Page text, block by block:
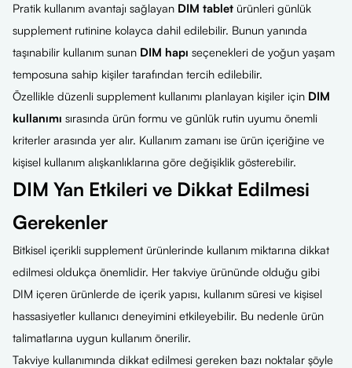
Pratik kullanım avantajı sağlayan DIM tablet ürünleri günlük
supplement rutinine kolayca dahil edilebilir. Bunun yanında
taşınabilir kullanım sunan DIM hapı seçenekleri de yoğun yaşam
temposuna sahip kişiler tarafından tercih edilebilir.
Özellikle düzenli supplement kullanımı planlayan kişiler için DIM
kullanımı sırasında ürün formu ve günlük rutin uyumu önemli
kriterler arasında yer alır. Kullanım zamanı ise ürün içeriğine ve
kişisel kullanım alışkanlıklarına göre değişiklik gösterebilir.
DIM Yan Etkileri ve Dikkat Edilmesi
Gerekenler
Bitkisel içerikli supplement ürünlerinde kullanım miktarına dikkat
edilmesi oldukça önemlidir. Her takviye ürününde olduğu gibi
DIM içeren ürünlerde de içerik yapısı, kullanım süresi ve kişisel
hassasiyetler kullanıcı deneyimini etkileyebilir. Bu nedenle ürün
talimatlarına uygun kullanım önerilir.
Takviye kullanımında dikkat edilmesi gereken bazı noktalar şöyle